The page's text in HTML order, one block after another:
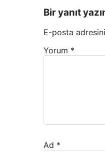
Bir yanıt
E-posta
Yorum *
Ad *